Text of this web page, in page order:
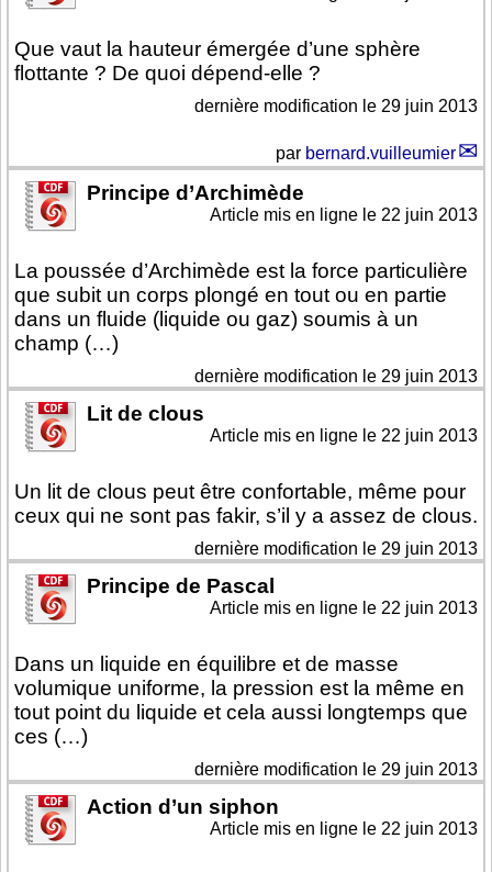
Que vaut la hauteur émergée d’une sphère
flottante ? De quoi dépend-elle ?
dernière modification le 29 juin 2013
par bernard.vuilleumier
Principe d’Archimède
La poussée d’Archimède est la force particulière
que subit un corps plongé en tout ou en partie
dans un fluide (liquide ou gaz) soumis à un
champ (…)
Article mis en ligne le 22 juin 2013
dernière modification le 29 juin 2013
Lit de clous
Un lit de clous peut être confortable, même pour
ceux qui ne sont pas fakir, s’il y a assez de clous.
Article mis en ligne le 22 juin 2013
dernière modification le 29 juin 2013
Principe de Pascal
Dans un liquide en équilibre et de masse
volumique uniforme, la pression est la même en
tout point du liquide et cela aussi longtemps que
ces (…)
Article mis en ligne le 22 juin 2013
dernière modification le 29 juin 2013
Action d’un siphon
Article mis en ligne le 22 juin 2013